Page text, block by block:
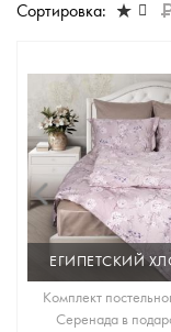
Сортировка:
ЕГИПЕТСКИЙ
Комплект
Серенада в